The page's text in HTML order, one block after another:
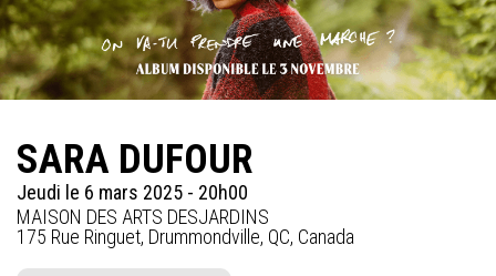
SARA DUFOUR
Jeudi le 6 mars 2025 - 20h00
MAISON DES ARTS DESJARDINS
175 Rue Ringuet, Drummondville, QC, Canada